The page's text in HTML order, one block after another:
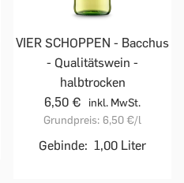
VIER SCHOPPEN - Bacchus
- Qualitätswein -
halbtrocken
6,50 €
inkl. MwSt.
Grundpreis: 6,50 €/l
Gebinde: 1,00 Liter